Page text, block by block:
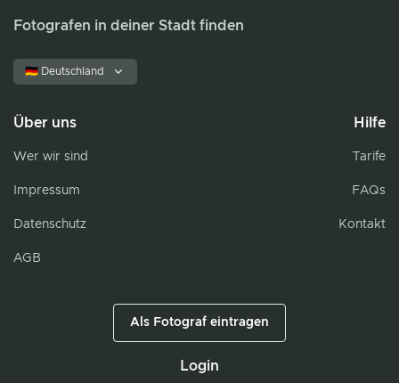
Fotografen in deiner Stadt finden
🇩🇪 Deutschland
Über uns
Wer wir sind
Impressum
Datenschutz
AGB
Hilfe
Tarife
FAQs
Kontakt
Als Fotograf eintragen
Login